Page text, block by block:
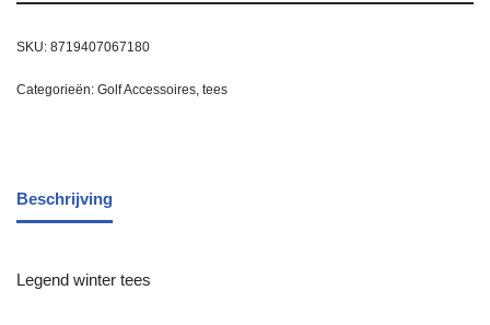
SKU: 8719407067180
Categorieën: Golf Accessoires, tees
Beschrijving
Legend winter tees